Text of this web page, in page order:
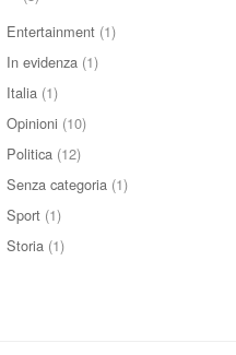
Entertainment (1)
In evidenza (1)
Italia (1)
Opinioni (10)
Politica (12)
Senza categoria (1)
Sport (1)
Storia (1)